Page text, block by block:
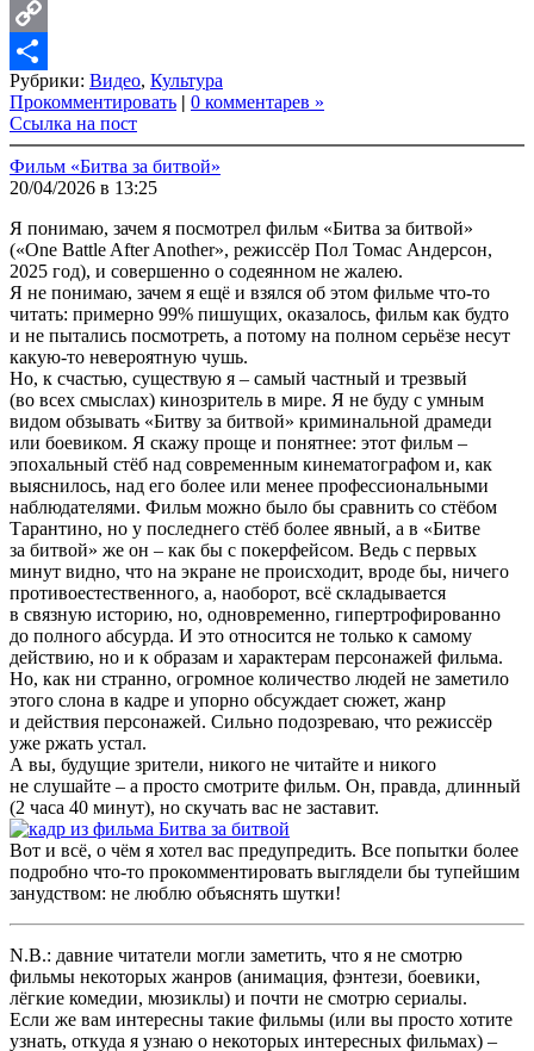
LinkedIn
Copy
Link
Share
Рубрики: Видео, Культура
Прокомментировать | 0 комментарев »
Ссылка на пост
Фильм «Битва за битвой»
20/04/2026 в 13:25
Я понимаю, зачем я посмотрел фильм «Битва за битвой»
(«One Battle After Another», режиссёр Пол Томас Андерсон,
2025 год), и совершенно о содеянном не жалею.
Я не понимаю, зачем я ещё и взялся об этом фильме что-то
читать: примерно 99% пишущих, оказалось, фильм как будто
и не пытались посмотреть, а потому на полном серьёзе несут
какую-то невероятную чушь.
Но, к счастью, существую я – самый частный и трезвый
(во всех смыслах) кинозритель в мире. Я не буду с умным
видом обзывать «Битву за битвой» криминальной драмеди
или боевиком. Я скажу проще и понятнее: этот фильм –
эпохальный стёб над современным кинематографом и, как
выяснилось, над его более или менее профессиональными
наблюдателями. Фильм можно было бы сравнить со стёбом
Тарантино, но у последнего стёб более явный, а в «Битве
за битвой» же он – как бы с покерфейсом. Ведь с первых
минут видно, что на экране не происходит, вроде бы, ничего
противоестественного, а, наоборот, всё складывается
в связную историю, но, одновременно, гипертрофированно
до полного абсурда. И это относится не только к самому
действию, но и к образам и характерам персонажей фильма.
Но, как ни странно, огромное количество людей не заметило
этого слона в кадре и упорно обсуждает сюжет, жанр
и действия персонажей. Сильно подозреваю, что режиссёр
уже ржать устал.
А вы, будущие зрители, никого не читайте и никого
не слушайте – а просто смотрите фильм. Он, правда, длинный
(2 часа 40 минут), но скучать вас не заставит.
Вот и всё, о чём я хотел вас предупредить. Все попытки более
подробно что-то прокомментировать выглядели бы тупейшим
занудством: не люблю объяснять шутки!
N.B.: давние читатели могли заметить, что я не смотрю
фильмы некоторых жанров (анимация, фэнтези, боевики,
лёгкие комедии, мюзиклы) и почти не смотрю сериалы.
Если же вам интересны такие фильмы (или вы просто хотите
узнать, откуда я узнаю о некоторых интересных фильмах) –